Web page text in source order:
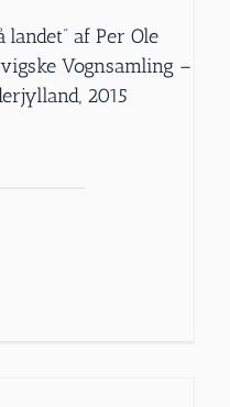
landet” af Per Ole
Vognsamling –
2015